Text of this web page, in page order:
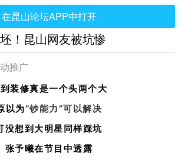
在昆山论坛APP中打开
！昆山网友被坑惨
推广
装修真是一个头两个大
以为“钞能力”可以解决
没想到大明星同样踩坑
张予曦在节目中透露